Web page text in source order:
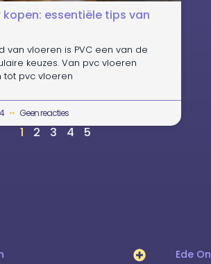
kopen: essentiële tips van
van vloeren is PVC een van de
keuzes. Van pvc vloeren
tot pvc vloeren
Geen reacties
1 2 3 4 5
Ede